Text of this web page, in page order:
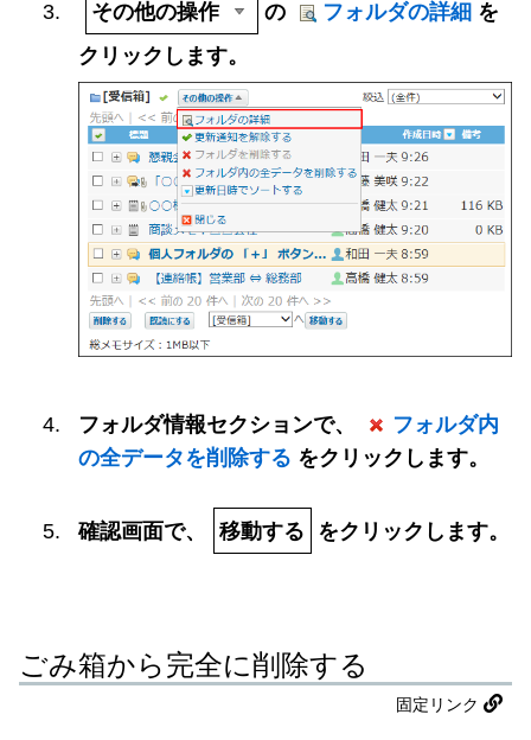
その他の操作 の フォルダの詳細 を
クリックします。
フォルダ情報セクションで、
フォルダ内
の全データを削除する をクリックします。
確認画面で、 移動する をクリックします。
ごみ箱から完全に削除する
固定リンク